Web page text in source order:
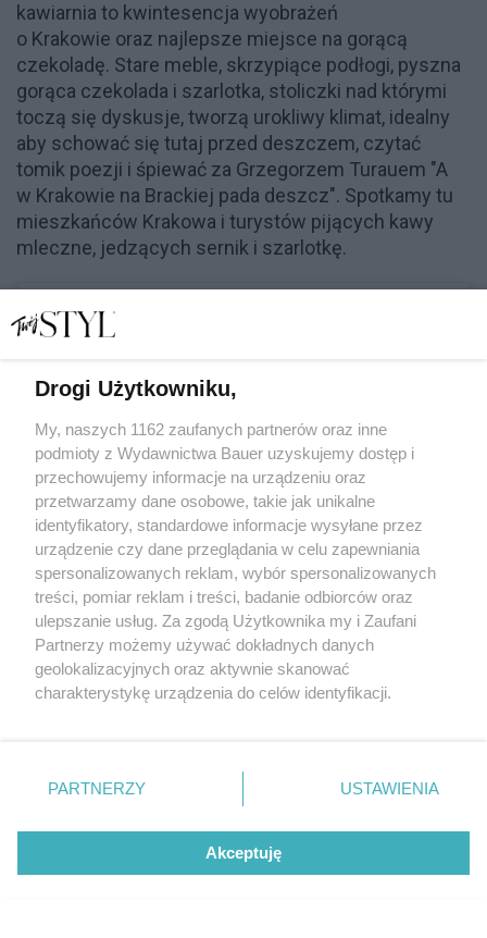
kawiarnia to kwintesencja wyobrażeń
o Krakowie oraz najlepsze miejsce na gorącą
czekoladę. Stare meble, skrzypiące podłogi, pyszna
gorąca czekolada i szarlotka, stoliczki nad którymi
toczą się dyskusje, tworzą urokliwy klimat, idealny
aby schować się tutaj przed deszczem, czytać
tomik poezji i śpiewać za Grzegorzem Turauem "A
w Krakowie na Brackiej pada deszcz". Spotkamy tu
mieszkańców Krakowa i turystów pijących kawy
mleczne, jedzących sernik i szarlotkę.
Wyświetl ten post na Instagramie
Drogi Użytkowniku,
My, naszych 1162 zaufanych partnerów oraz inne
podmioty z Wydawnictwa Bauer uzyskujemy dostęp i
przechowujemy informacje na urządzeniu oraz
przetwarzamy dane osobowe, takie jak unikalne
identyfikatory, standardowe informacje wysyłane przez
urządzenie czy dane przeglądania w celu zapewniania
spersonalizowanych reklam, wybór spersonalizowanych
treści, pomiar reklam i treści, badanie odbiorców oraz
ulepszanie usług. Za zgodą Użytkownika my i Zaufani
Partnerzy możemy używać dokładnych danych
geolokalizacyjnych oraz aktywnie skanować
charakterystykę urządzenia do celów identyfikacji.
zmienić/wycofać klikając przycisk ustawień prywatności
znajdujący się w lewym dolnym rogu strony
rodzaje przetwarzania danych nie wymagają zgody
użytkownika, ale masz prawo sprzeciwić się takiemu
PARTNERZY USTAWIENIA
Akceptuję